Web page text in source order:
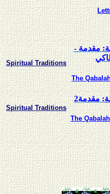
Spiritual Traditions
: مقدمة -
The
Spiritual Traditions
: مقدمة2
The